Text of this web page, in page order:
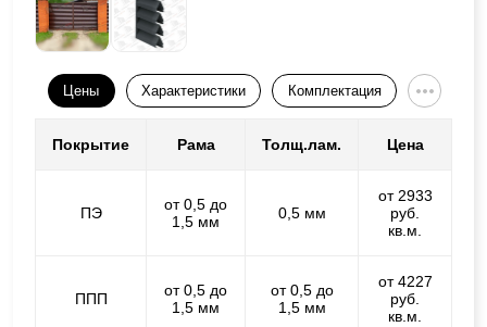
Цены Характеристики Комплектация
Покрытие Рама Толщ.лам. Цена
ПЭ
от 0,5 до
1,5 мм
0,5 мм
от 2933
руб.
кв.м.
ППП
от 0,5 до
1,5 мм
от 0,5 до
1,5 мм
от 4227
руб.
кв.м.